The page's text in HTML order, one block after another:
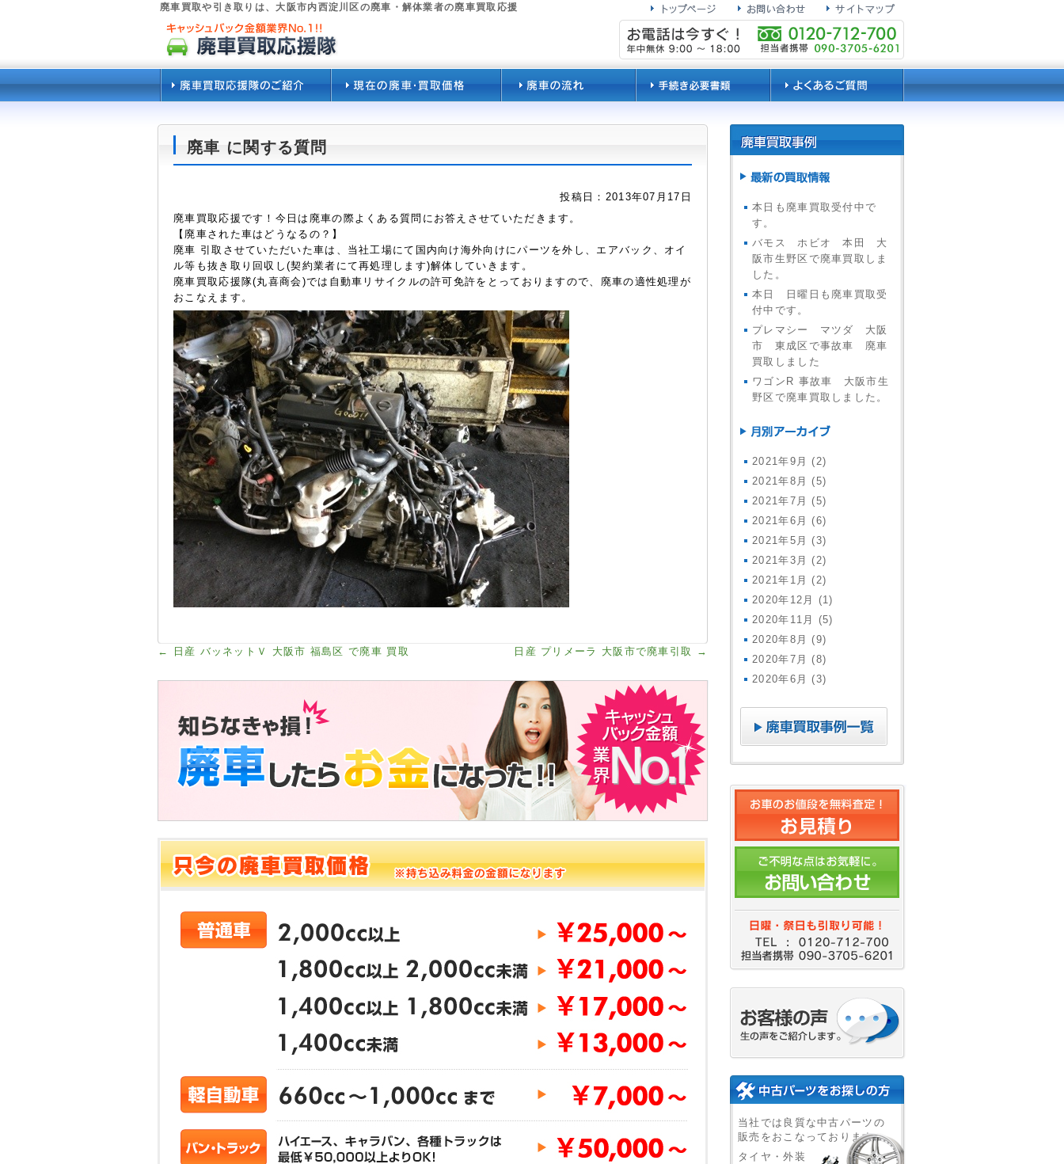
廃車買取や引き取りは、大阪市内西淀川区の廃車・解体業者の廃車買取応援
廃車 に関する質問
投稿日：2013年07月17日
廃車買取応援です！今日は廃車の際よくある質問にお答えさせていただきます。
【廃車された車はどうなるの？】
廃車 引取させていただいた車は、当社工場にて国内向け海外向けにパーツを外し、エアバック、オイ
ル等も抜き取り回収し(契約業者にて再処理します)解体していきます。
廃車買取応援隊(丸喜商会)では自動車リサイクルの許可免許をとっておりますので、廃車の適性処理が
おこなえます。
← 日産 バッネットＶ 大阪市 福島区 で廃車 買取 日産 プリメーラ 大阪市で廃車引取 →
本日も廃車買取受付中で
す。
バモス ホビオ 本田 大
阪市生野区で廃車買取しま
した。
本日 日曜日も廃車買取受
付中です。
プレマシー マツダ 大阪
市 東成区で事故車 廃車
買取しました
ワゴンR 事故車 大阪市生
野区で廃車買取しました。
2021年9月
(2)
2021年8月
(5)
2021年7月
(5)
2021年6月
(6)
2021年5月
(3)
2021年3月
(2)
2021年1月
(2)
2020年12月
(1)
2020年11月
(5)
2020年8月
(9)
2020年7月
(8)
2020年6月
(3)
当社では良質な中古パーツの
販売をおこなっております。
タイヤ・外装